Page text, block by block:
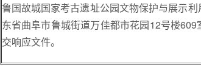
鲁国故城国家考古遗址公园文物保护与展示
东省曲阜市鲁城街道万佳都市花园12号楼
交响应文件。